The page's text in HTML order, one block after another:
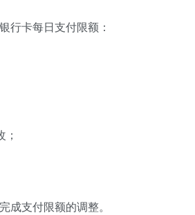
行卡每日支付限额：
支付限额的调整。